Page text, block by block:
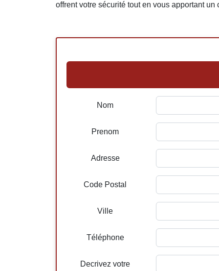
offrent votre sécurité tout en vous apportant un
Nom
Prenom
Adresse
Code Postal
Ville
Téléphone
Decrivez votre